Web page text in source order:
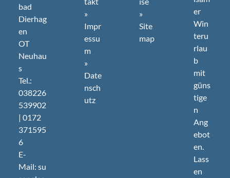
bad
Dierhag
en
OT
Neuhau
s
Tel.:
038226
539902
| 0172
371595
6
E-
Mail: su
»
Impr
essu
m
»
Date
nsch
utz
»
Site
map
er
Win
teru
rlau
b
mit
güns
tige
n
Ang
ebot
en.
Lass
en